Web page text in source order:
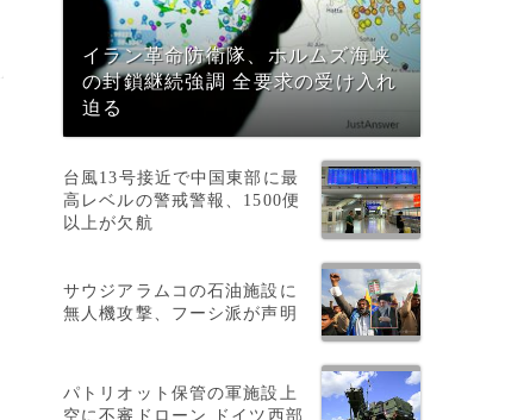
イラン革命防衛隊、ホルムズ海峡
の封鎖継続強調 全要求の受け入れ
迫る
台風13号接近で中国東部に最
高レベルの警戒警報、1500便
以上が欠航
サウジアラムコの石油施設に
無人機攻撃、フーシ派が声明
パトリオット保管の軍施設上
空に不審ドローン ドイツ西部